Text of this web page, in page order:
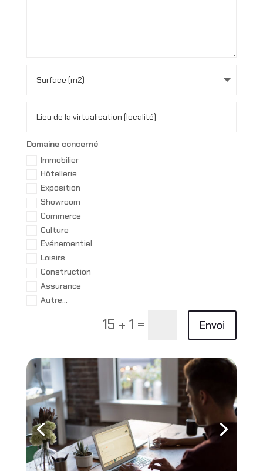
Domaine concerné
Immobilier
Hôtellerie
Exposition
Showroom
Commerce
Culture
Evénementiel
Loisirs
Construction
Assurance
Autre...
15 + 1 = Envoi